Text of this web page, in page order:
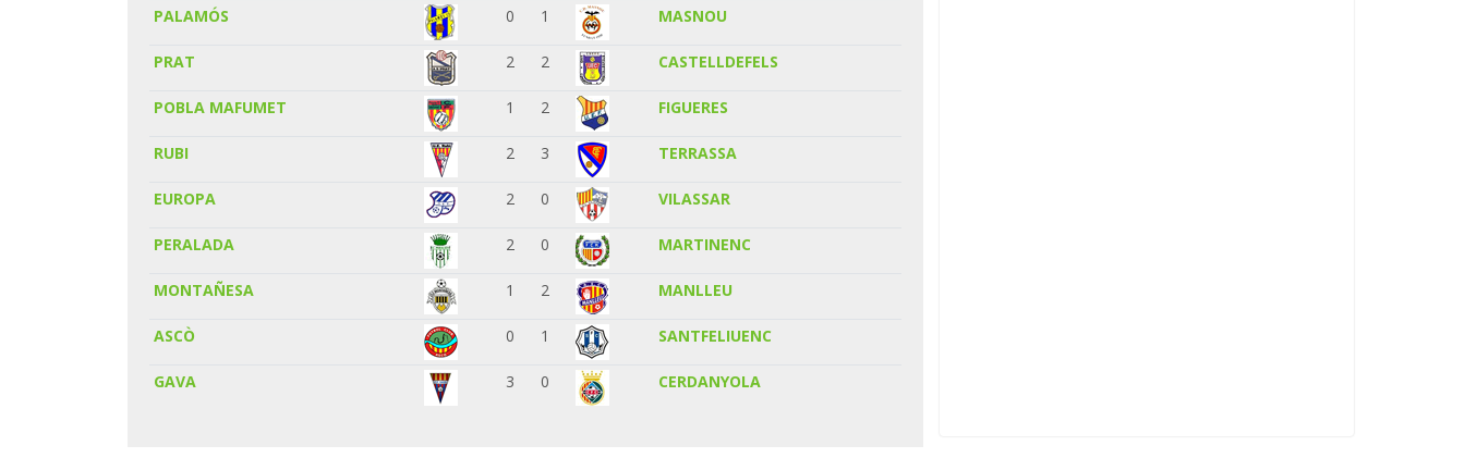
PALAMÓS 0 1 MASNOU
PRAT 2 2 CASTELLDEFELS
POBLA MAFUMET 1 2 FIGUERES
RUBI 2 3 TERRASSA
EUROPA 2 0 VILASSAR
PERALADA 2 0 MARTINENC
MONTAÑESA 1 2 MANLLEU
ASCÒ 0 1 SANTFELIUENC
GAVA 3 0 CERDANYOLA